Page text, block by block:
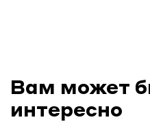
Вам может
интересно